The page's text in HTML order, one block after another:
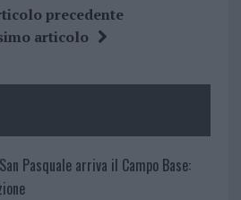
at
s
p
a
re
precedente
articolo
Pasquale arriva il Campo Base: